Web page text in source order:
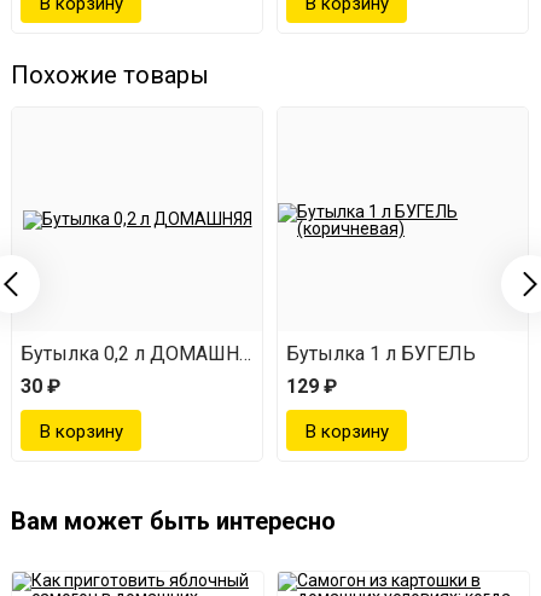
Похожие товары
Бутылка 0,2 л ДОМАШНЯЯ
30 ₽
Бутылка 1 л БУГЕЛЬ
129 ₽
Вам может быть интересно